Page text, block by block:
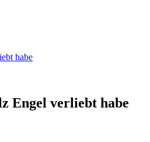
habe
Engel verliebt habe